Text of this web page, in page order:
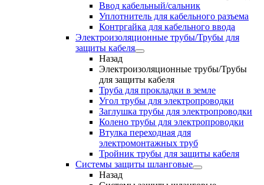
Ввод кабельный/сальник
Уплотнитель для кабельного разъема
Контргайка для кабельного ввода
Электроизоляционные трубы/Трубы для
защиты кабеля
Назад
Электроизоляционные трубы/Трубы
для защиты кабеля
Труба для прокладки в земле
Угол трубы для электропроводки
Заглушка трубы для электропроводки
Колено трубы для электропроводки
Втулка переходная для
электромонтажных труб
Тройник трубы для защиты кабеля
Системы защиты шланговые
Назад